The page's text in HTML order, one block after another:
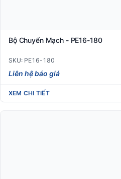
Bộ Chuyển Mạch - PE16-180
SKU: PE16-180
Liên hệ báo giá
XEM CHI TIẾT